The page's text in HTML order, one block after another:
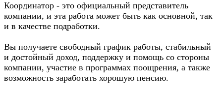
Координатор - это официальный представитель
компании, и эта работа может быть как основной, так
и в качестве подработки.
Вы получаете свободный график работы, стабильный
и достойный доход, поддержку и помощь со стороны
компании, участие в программах поощрения, а также
возможность заработать хорошую пенсию.